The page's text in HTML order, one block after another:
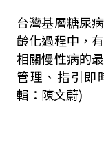
台灣基層糖尿
齡化過程中，
相關慢性病的
管理、指引即
輯：陳文蔚)